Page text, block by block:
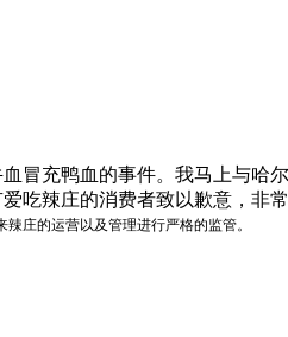
充鸭血的事件。我马上与哈
吃辣庄的消费者致以歉意，非常
庄的运营以及管理进行严格的监管。